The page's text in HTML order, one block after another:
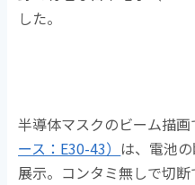
した。
半導体マスクのビーム描画
ース：E30-43） は、電池
展示。コンタミ無しで切